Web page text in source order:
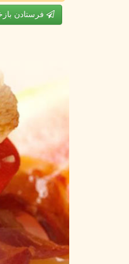
فرستادن